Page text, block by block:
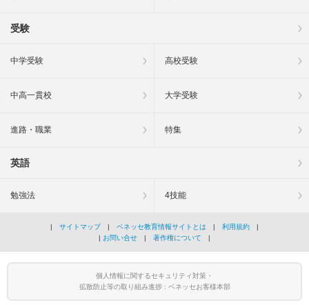
受験
中学受験 高校受験
中高一貫校 大学受験
進路・職業 特集
英語
勉強法 4技能
| サイトマップ| ベネッセ教育情報サイトとは | 利用規約 |
| お問い合せ | 著作権について |
個人情報に関するセキュリティ対策・
拡散防止等の取り組み進捗 : ベネッセお客様本部